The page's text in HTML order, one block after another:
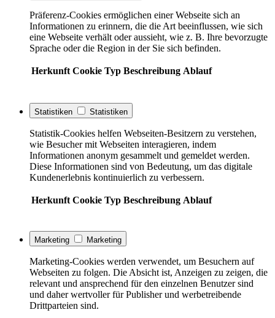
Präferenz-Cookies ermöglichen einer Webseite sich an
Informationen zu erinnern, die die Art beeinflussen, wie sich
eine Webseite verhält oder aussieht, wie z. B. Ihre bevorzugte
Sprache oder die Region in der Sie sich befinden.
Herkunft Cookie Typ Beschreibung Ablauf
Statistiken Statistiken
Statistik-Cookies helfen Webseiten-Besitzern zu verstehen,
wie Besucher mit Webseiten interagieren, indem
Informationen anonym gesammelt und gemeldet werden.
Diese Informationen sind von Bedeutung, um das digitale
Kundenerlebnis kontinuierlich zu verbessern.
Herkunft Cookie Typ Beschreibung Ablauf
Marketing Marketing
Marketing-Cookies werden verwendet, um Besuchern auf
Webseiten zu folgen. Die Absicht ist, Anzeigen zu zeigen, die
relevant und ansprechend für den einzelnen Benutzer sind
und daher wertvoller für Publisher und werbetreibende
Drittparteien sind.